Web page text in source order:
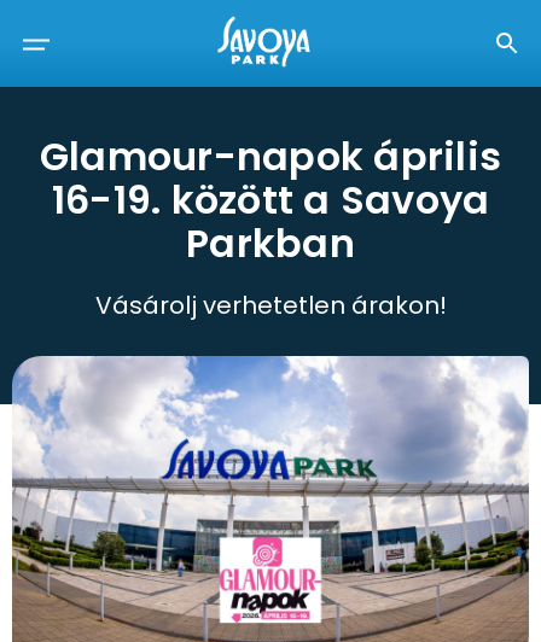
Glamour-napok április
16-19. között a Savoya
Parkban
Vásárolj verhetetlen árakon!